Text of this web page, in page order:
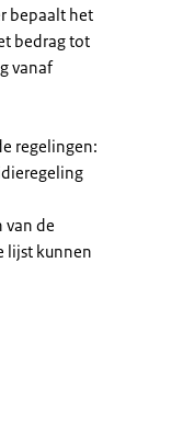
bepaalt het
bedrag tot
vanaf
regelingen:
van de
lijst kunnen